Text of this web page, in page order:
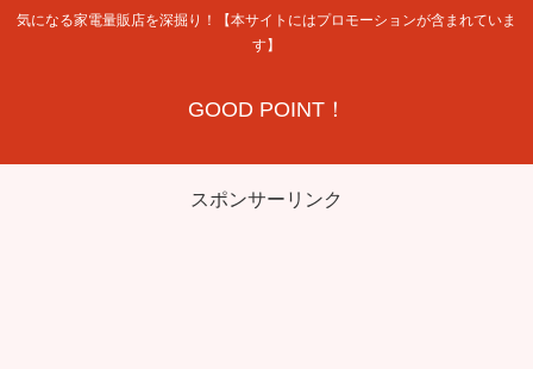
気になる家電量販店を深掘り！【本サイトにはプロモーションが含まれていま
す】
GOOD POINT！
スポンサーリンク